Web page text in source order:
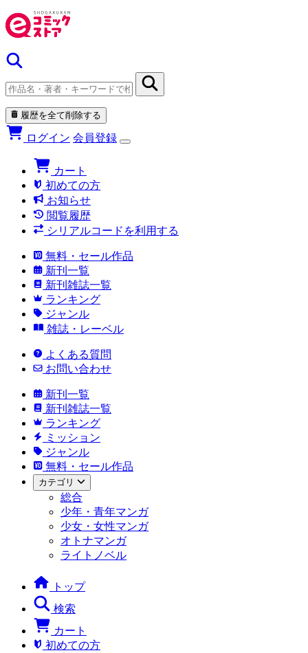
履歴を全て削除する
ログイン 会員登録
カート
初めての方
お知らせ
閲覧履歴
シリアルコードを利用する
無料・セール作品
新刊一覧
新刊雑誌一覧
ランキング
ジャンル
雑誌・レーベル
よくある質問
お問い合わせ
新刊一覧
新刊雑誌一覧
ランキング
ミッション
ジャンル
無料・セール作品
カテゴリ
総合
少年・青年マンガ
少女・女性マンガ
オトナマンガ
ライトノベル
トップ
検索
カート
初めての方